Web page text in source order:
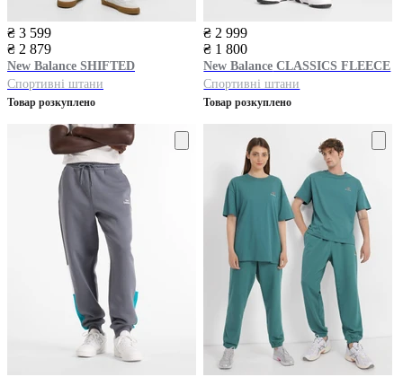
₴ 3 599
₴ 2 879
New Balance SHIFTED
Спортивні штани
Товар розкуплено
₴ 2 999
₴ 1 800
New Balance CLASSICS FLEECE
Спортивні штани
Товар розкуплено